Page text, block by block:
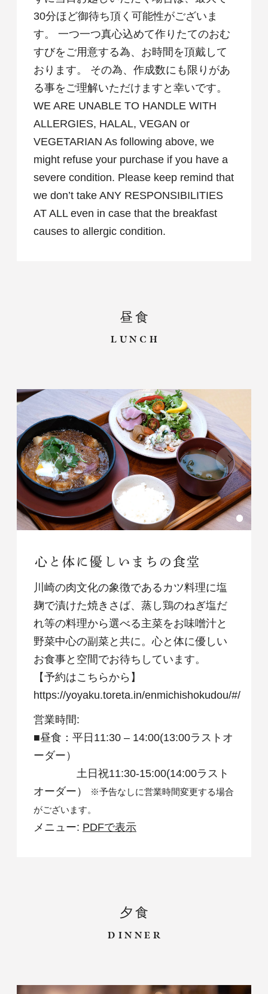
30分ほど御待ち頂く可能性がございま
す。 一つ一つ真心込めて作りたてのおむ
すびをご用意する為、お時間を頂戴して
おります。 その為、作成数にも限りがあ
る事をご理解いただけますと幸いです。
WE ARE UNABLE TO HANDLE WITH
ALLERGIES, HALAL, VEGAN or
VEGETARIAN As following above, we
might refuse your purchase if you have a
severe condition. Please keep remind that
we don’t take ANY RESPONSIBILITIES
AT ALL even in case that the breakfast
causes to allergic condition.
昼食
LUNCH
心と体に優しいまちの食堂
川崎の肉文化の象徴であるカツ料理に塩
麹で漬けた焼きさば、蒸し鶏のねぎ塩だ
れ等の料理から選べる主菜をお味噌汁と
野菜中心の副菜と共に。心と体に優しい
お食事と空間でお待ちしています。
【予約はこちらから】
https://yoyaku.toreta.in/enmichishokudou/#/
営業時間:
■昼食：平日11:30 – 14:00(13:00ラストオ
ーダー）
土日祝11:30-15:00(14:00ラスト
オーダー）
※予告なしに営業時間変更する場合
がございます。
メニュー: PDFで表示
夕食
DINNER
Check in - check out date
Number of guests per room
Rooms
Book for day-use only